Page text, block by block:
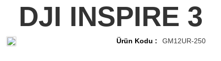
DJI INSPIRE 3
Ürün Kodu : GM12UR-250